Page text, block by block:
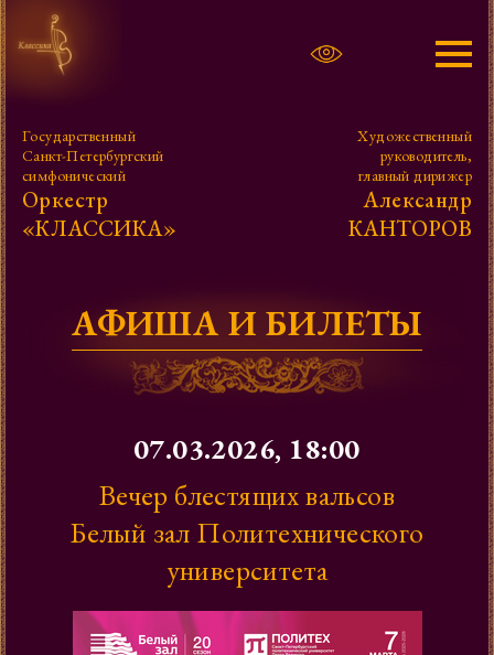
Александр Канторов
Оркестр
Проекты
Контакты
Государственный
Санкт-Петербургский
симфонический
Оркестр
«КЛАССИКА»
Художественный
руководитель,
главный дирижер
Александр
КАНТОРОВ
АФИША И БИЛЕТЫ
07.03.2026, 18:00
Вечер блестящих вальсов
Белый зал Политехнического
университета